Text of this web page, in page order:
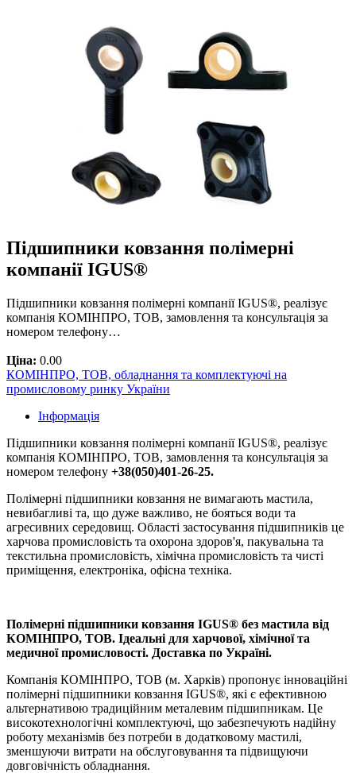
Підшипники ковзання полімерні
компанії IGUS®
Підшипники ковзання полімерні компанії IGUS®, реалізує
компанія КОМІНПРО, ТОВ, замовлення та консультація за
номером телефону…
Ціна: 0.00
КОМІНПРО, ТОВ, обладнання та комплектуючі на
промисловому ринку України
Інформація
Підшипники ковзання полімерні компанії IGUS®, реалізує
компанія КОМІНПРО, ТОВ, замовлення та консультація за
номером телефону +38(050)401-26-25.
Полімерні підшипники ковзання не вимагають мастила,
невибагливі та, що дуже важливо, не бояться води та
агресивних середовищ. Області застосування підшипників це
харчова промисловість та охорона здоров'я, пакувальна та
текстильна промисловість, хімічна промисловість та чисті
приміщення, електроніка, офісна техніка.
Полімерні підшипники ковзання IGUS® без мастила від
КОМІНПРО, ТОВ. Ідеальні для харчової, хімічної та
медичної промисловості. Доставка по Україні.
Компанія КОМІНПРО, ТОВ (м. Харків) пропонує інноваційні
полімерні підшипники ковзання IGUS®, які є ефективною
альтернативою традиційним металевим підшипникам. Це
високотехнологічні комплектуючі, що забезпечують надійну
роботу механізмів без потреби в додатковому мастилі,
зменшуючи витрати на обслуговування та підвищуючи
довговічність обладнання.